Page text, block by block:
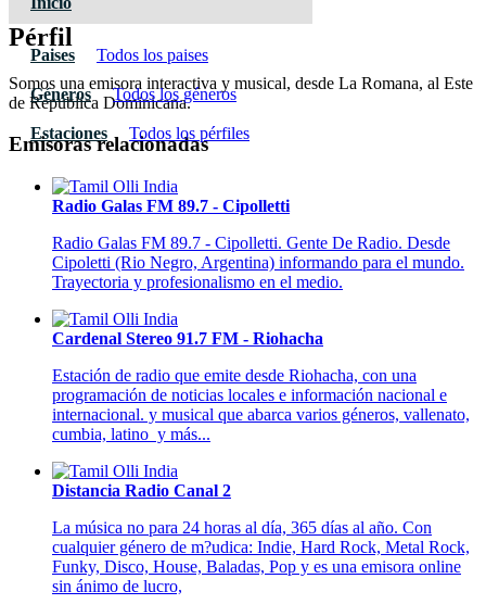
Paises Todos los paises
Géneros Todos los géneros
Estaciones Todos los pérfiles
Pérfil
Somos una emisora interactiva y musical, desde La Romana, al Este
de República Dominicana.
Emisoras relacionadas
Radio Galas FM 89.7 - Cipolletti
Radio Galas FM 89.7 - Cipolletti. Gente De Radio. Desde
Cipoletti (Rio Negro, Argentina) informando para el mundo.
Trayectoria y profesionalismo en el medio.
Cardenal Stereo 91.7 FM - Riohacha
Estación de radio que emite desde Riohacha, con una
programación de noticias locales e información nacional e
internacional. y musical que abarca varios géneros, vallenato,
cumbia, latino y más...
Distancia Radio Canal 2
La música no para 24 horas al día, 365 días al año. Con
cualquier género de m?udica: Indie, Hard Rock, Metal Rock,
Funky, Disco, House, Baladas, Pop y es una emisora online
sin ánimo de lucro,